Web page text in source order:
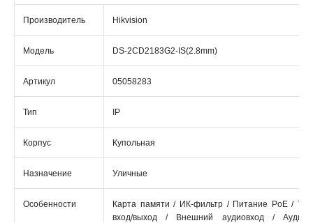
Производитель Hikvision
Модель DS-2CD2183G2-IS(2.8mm)
Артикул 05058283
Тип IP
Корпус Купольная
Назначение Уличные
Особенности
Карта памяти / ИК-фильтр / Питание PoE /
вход/выход / Внешний аудиовход /